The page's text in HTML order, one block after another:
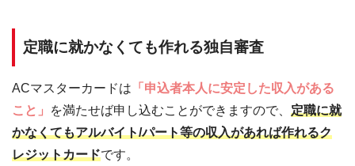
定職に就かなくても作れる独自審査
ACマスターカードは 「申込者本人に安定した収入がある
こと」
を満たせば申し込むことができますので、 定職に就
かなくてもアルバイト/パート等の収入があれば作れるク
レジットカードです。